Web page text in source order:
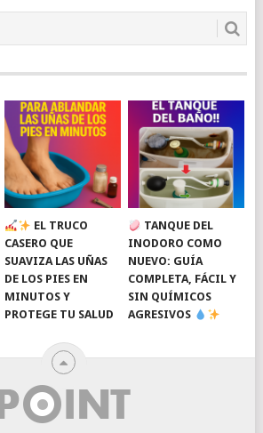
EL TRUCO
CASERO QUE
SUAVIZA LAS UÑAS
DE LOS PIES EN
MINUTOS Y
PROTEGE TU SALUD
TANQUE DEL
INODORO COMO
NUEVO: GUÍA
COMPLETA, FÁCIL Y
SIN QUÍMICOS
AGRESIVOS